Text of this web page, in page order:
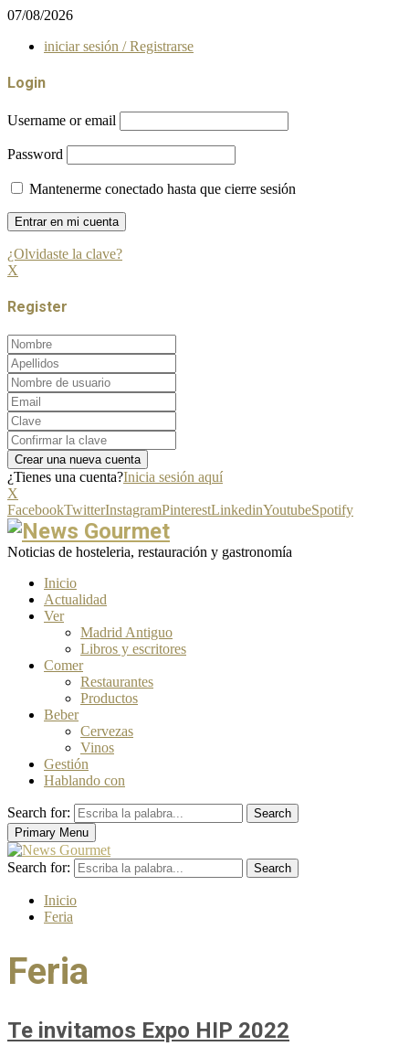
07/08/2026
iniciar sesión / Registrarse
Login
Username or email
Password
Mantenerme conectado hasta que cierre sesión
¿Olvidaste la clave?
X
Register
¿Tienes una cuenta?Inicia sesión aquí
X
FacebookTwitterInstagramPinterestLinkedinYoutubeSpotify
Noticias de hosteleria, restauración y gastronomía
Inicio
Actualidad
Ver
Madrid Antiguo
Libros y escritores
Comer
Restaurantes
Productos
Beber
Cervezas
Vinos
Gestión
Hablando con
Search for:
Search
Primary Menu
Search for: Search
Inicio
Feria
Feria
Te invitamos Expo HIP 2022